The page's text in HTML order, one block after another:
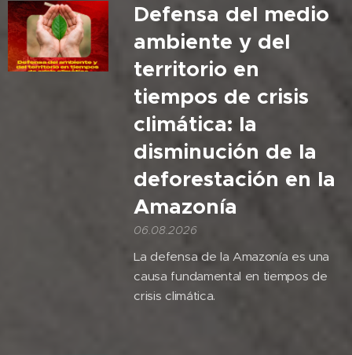
Defensa del medio
ambiente y del
territorio en
tiempos de crisis
climática: la
disminución de la
deforestación en la
Amazonía
06.08.2026
La defensa de la Amazonía es una
causa fundamental en tiempos de
crisis climática.